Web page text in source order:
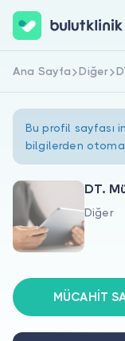
Hakkımızda
Doktorlar için
Hemen
Ana Sayfa Diğer
Bu profil sayfası
bilgilerden
DT.
Diğer
MÜCAHİT